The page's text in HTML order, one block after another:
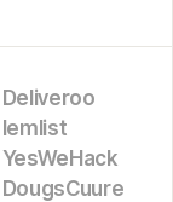
Deliveroo
lemlist
YesWeHack
DougsCuure